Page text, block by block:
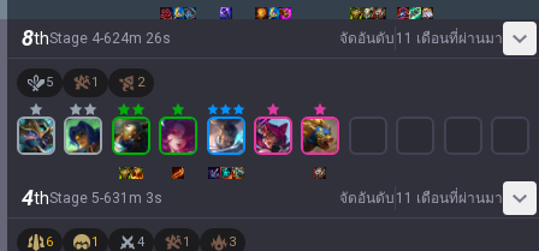
8thStage 4-624m 26s จัดอันดับ 11 เดือนที่ผ่านมา
5 1 2
4thStage 5-631 m 3s จัดอันดับ 11 เดือนที่ผ่านมา
6 1 4 1 3